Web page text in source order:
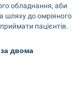
обладнання, аби
шляху до омріяного
пацієнтів.
за двома